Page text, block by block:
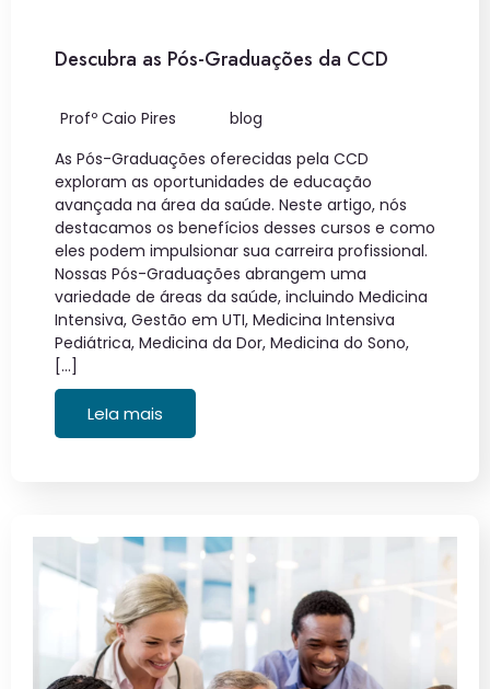
Descubra as Pós-Graduações da CCD
Profº Caio Pires
blog
As Pós-Graduações oferecidas pela CCD
exploram as oportunidades de educação
avançada na área da saúde. Neste artigo, nós
destacamos os benefícios desses cursos e como
eles podem impulsionar sua carreira profissional.
Nossas Pós-Graduações abrangem uma
variedade de áreas da saúde, incluindo Medicina
Intensiva, Gestão em UTI, Medicina Intensiva
Pediátrica, Medicina da Dor, Medicina do Sono,
[…]
LeIa mais